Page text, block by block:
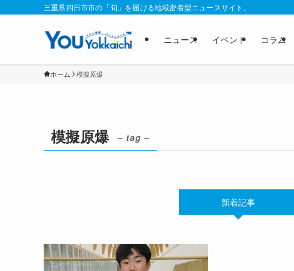
三重県四日市市の「旬」を届ける地域密着型ニュースサイト。
ニュース イベント コラム
ホーム 模擬原爆
模擬原爆 – tag –
新着記事